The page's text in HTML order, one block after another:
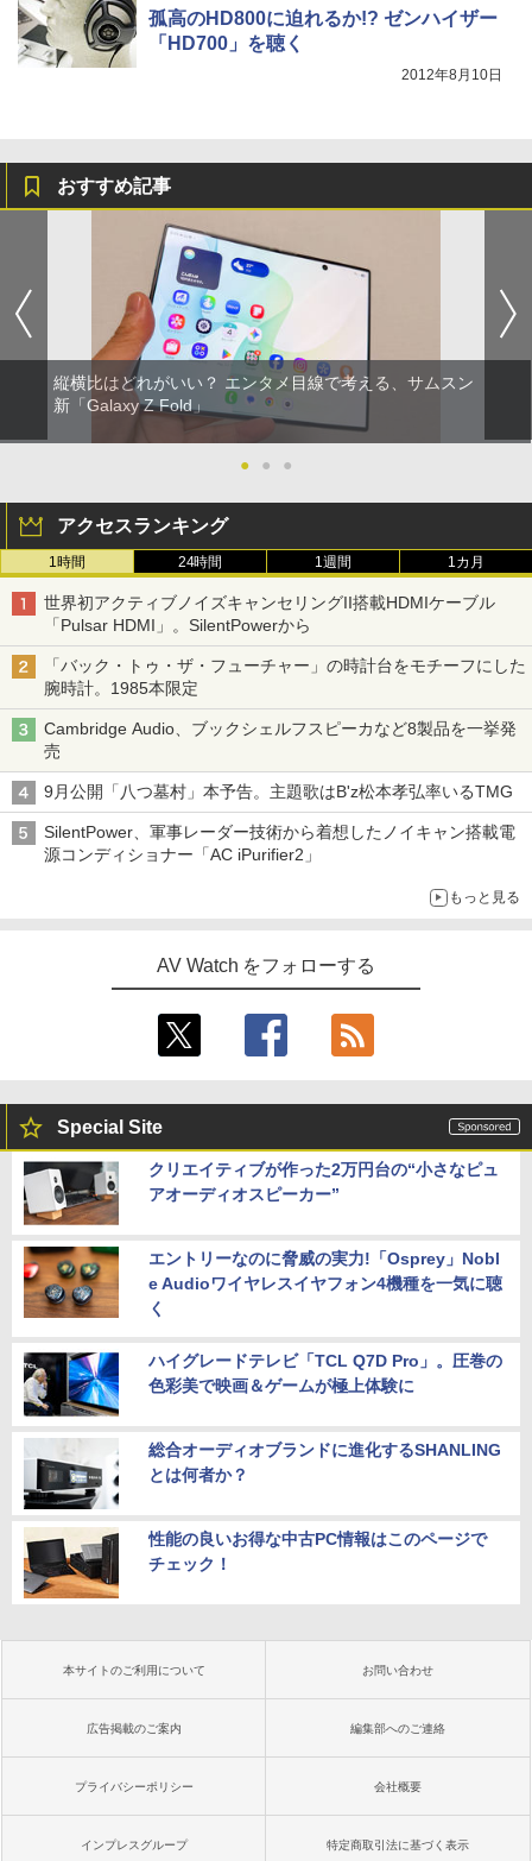
孤高のHD800に迫れるか!? ゼンハイザー
「HD700」を聴く
2012年8月10日
おすすめ記事
縦横比はどれがいい？ エンタメ目線で考える、サムスン
新「Galaxy Z Fold」
● ● ●
アクセスランキング
1時間 24時間 1週間 1カ月
世界初アクティブノイズキャンセリングII搭載HDMIケーブル
「Pulsar HDMI」。SilentPowerから
「バック・トゥ・ザ・フューチャー」の時計台をモチーフにした
腕時計。1985本限定
Cambridge Audio、ブックシェルフスピーカなど8製品を一挙発
売
9月公開「八つ墓村」本予告。主題歌はB'z松本孝弘率いるTMG
SilentPower、軍事レーダー技術から着想したノイキャン搭載電
源コンディショナー「AC iPurifier2」
もっと見る
AV Watch をフォローする
Special Site
クリエイティブが作った2万円台の“小さなピュ
アオーディオスピーカー”
エントリーなのに脅威の実力!「Osprey」Nobl
e Audioワイヤレスイヤフォン4機種を一気に聴
く
ハイグレードテレビ「TCL Q7D Pro」。圧巻の
色彩美で映画＆ゲームが極上体験に
総合オーディオブランドに進化するSHANLING
とは何者か？
性能の良いお得な中古PC情報はこのページで
チェック！
本サイトのご利用について お問い合わせ
広告掲載のご案内 編集部へのご連絡
プライバシーポリシー 会社概要
インプレスグループ 特定商取引法に基づく表示